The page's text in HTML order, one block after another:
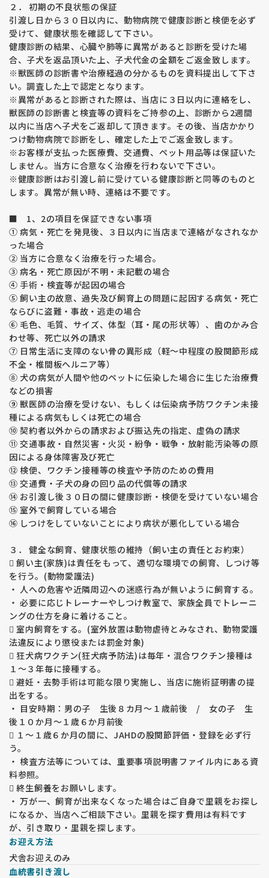
２． 初期の不良状態の保証
引渡し日から３０日以内に、動物病院で健康診断と検便を必ず
受けて、健康状態を確認して下さい。
健康診断の結果、心臓や肺等に異常があると診断を受けた場
合、子犬を返品頂いた上、子犬代金の全額をご返金致します。
※獣医師の診断書や治療経過の分かるものを資料提出して下さ
い。調査した上で認定となります。
※異常があると診断された際は、当店に３日以内に連絡をし、
獣医師の診断書と検査等の資料をご持参の上、診断から2週間
以内に当店へ子犬をご返却して頂きます。その後、当店かかり
つけ動物病院で診断をし、確定した上でご返金致します。
※お客様が支払った医療費、交通費、ペット用品等は保証いた
しません。当方に合意なく治療を行わないで下さい。
※健康診断はお引渡し前に受けている健康診断と同等のものと
します。異常が無い時、連絡は不要です。
■ 1、2の項目を保証できない事項
① 病気・死亡を発見後、３日以内に当店まで連絡がなされなか
った場合
② 当方に合意なく治療を行った場合。
③ 病名・死亡原因が不明・未記載の場合
④ 手術・検査等が起因の場合
⑤ 飼い主の故意、過失及び飼育上の問題に起因する病気・死亡
ならびに盗難・事故・逃走の場合
⑥ 毛色、毛質、サイズ、体型（耳・尾の形状等）、歯のかみ合
わせ等、死亡以外の請求
⑦ 日常生活に支障のない骨の異形成（軽～中程度の股関節形成
不全・椎間板ヘルニア等）
⑧ 犬の病気が人間や他のペットに伝染した場合に生じた治療費
などの損害
⑨ 獣医師の治療を受けない、もしくは伝染病予防ワクチン未接
種による病気もしくは死亡の場合
⑩ 契約者以外からの請求および振込先の指定、虚偽の請求
⑪ 交通事故・自然災害・火災・紛争・戦争・放射能汚染等の原
因による身体障害及び死亡
⑫ 検便、ワクチン接種等の検査や予防のための費用
⑬ 交通費・子犬の身の回り品の代償等の請求
⑭ お引渡し後３０日の間に健康診断・検便を受けていない場合
⑮ 室外で飼育している場合
⑯ しつけをしていないことにより病状が悪化している場合
３． 健全な飼育、健康状態の維持（飼い主の責任とお約束）
 飼い主(家族)は責任をもって、適切な環境での飼育、しつけ等
を行う。(動物愛護法)
・ 人への危害や近隣周辺への迷惑行為が無いように飼育する。
・ 必要に応じトレーナーやしつけ教室で、家族全員でトレーニ
ングの仕方を身に着けること。
 室内飼育をする。(室外放置は動物虐待とみなされ、動物愛護
法違反により懲役または罰金対象)
 狂犬病ワクチン(狂犬病予防法)は毎年・混合ワクチン接種は
１～３年毎に接種する。
 避妊・去勢手術は可能な限り実施し、当店に施術証明書の提
出をする。
・ 目安時期：男の子 生後８カ月～１歳前後 / 女の子 生
後１０か月～１歳６か月前後
 １～１歳６か月の間に、JAHDの股関節評価・登録を必ず行
う。
・ 検査方法等については、重要事項説明書ファイル内にある資
料参照。
 終生飼養をお願いします。
・ 万が一、飼育が出来なくなった場合はご自身で里親をお探し
になるか、当店へご相談下さい。里親を探す費用は有料です
が、引き取り・里親を探します。
お迎え方法
犬舎お迎えのみ
血統書引き渡し